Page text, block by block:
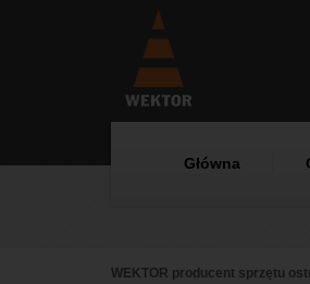
Główna
WEKTOR producent sprzętu